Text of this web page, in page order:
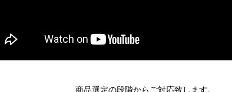
商品選定の段階からご対応致します。